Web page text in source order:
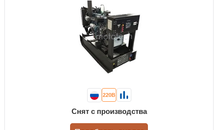
220В
Снят с производства